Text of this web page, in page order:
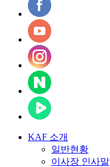
KAF 소개
일반현황
이사장 인사말